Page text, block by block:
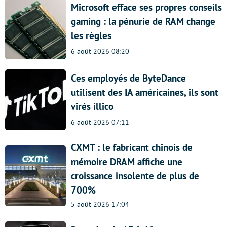
Microsoft efface ses propres conseils
gaming : la pénurie de RAM change
les règles
6 août 2026 08:20
Ces employés de ByteDance
utilisent des IA américaines, ils sont
virés illico
6 août 2026 07:11
CXMT : le fabricant chinois de
mémoire DRAM affiche une
croissance insolente de plus de
700%
5 août 2026 17:04